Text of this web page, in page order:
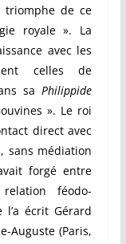
triomphe de ce
royale ». La
avec les
celles de
sa Philippide
». Le roi
direct avec
sans médiation
forgé entre
féodo-
l’a écrit Gérard
Auguste (Paris,